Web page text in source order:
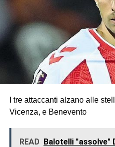
I tre attaccanti alzano alle
Vicenza, e Benevento
READ Balotelli "assolve"